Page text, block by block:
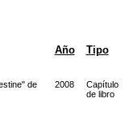
Año Tipo
de
2008
Capítulo
de libro